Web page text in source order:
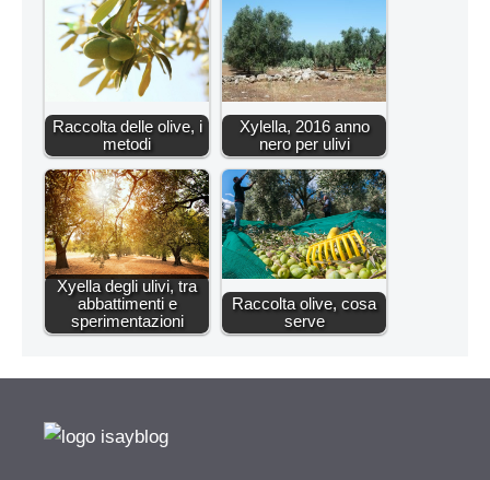
Raccolta delle olive, i
metodi
Xylella, 2016 anno
nero per ulivi
Xyella degli ulivi, tra
abbattimenti e
sperimentazioni
Raccolta olive, cosa
serve